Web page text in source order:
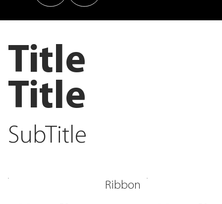
Title
Title
SubTitle
Ribbon